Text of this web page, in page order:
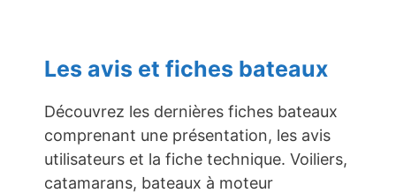
Les avis et fiches bateaux
Découvrez les dernières fiches bateaux
comprenant une présentation, les avis
utilisateurs et la fiche technique. Voiliers,
catamarans, bateaux à moteur